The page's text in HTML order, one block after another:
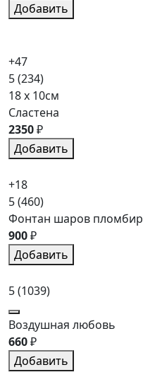
Добавить
+47
5(234)
18 x 10см
Сластена
2350₽
Добавить
+18
5(460)
Фонтан шаров пломбир
900₽
Добавить
5(1039)
Воздушная любовь
660₽
Добавить